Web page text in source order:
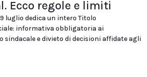
Ecco regole e limiti
luglio dedica un intero Titolo
informativa obbligatoria ai
e divieto di decisioni affidate agli